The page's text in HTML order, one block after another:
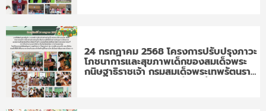
24 กรกฏาคม 2568 โครงการปรับปรุงภาวะ
โภชนาการและสุขภาพเด็กของสมเด็จพระ
กนิษฐาธิราชเจ้า กรมสมเด็จพระเทพรัตนราช
สุดาฯ สยามบรมราชกุมารี ประจำ